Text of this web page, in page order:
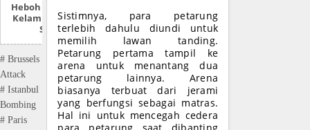
Heboh ‘Survei’ Ukur
Kelamin Siswa SMP
Sabang
# Brussels
Attack
# Istanbul
Bombing
# Paris
Sistimnya, para petarung
terlebih dahulu diundi untuk
memilih lawan tanding.
Petarung pertama tampil ke
arena untuk menantang dua
petarung lainnya. Arena
biasanya terbuat dari jerami
yang berfungsi sebagai matras.
Hal ini untuk mencegah cedera